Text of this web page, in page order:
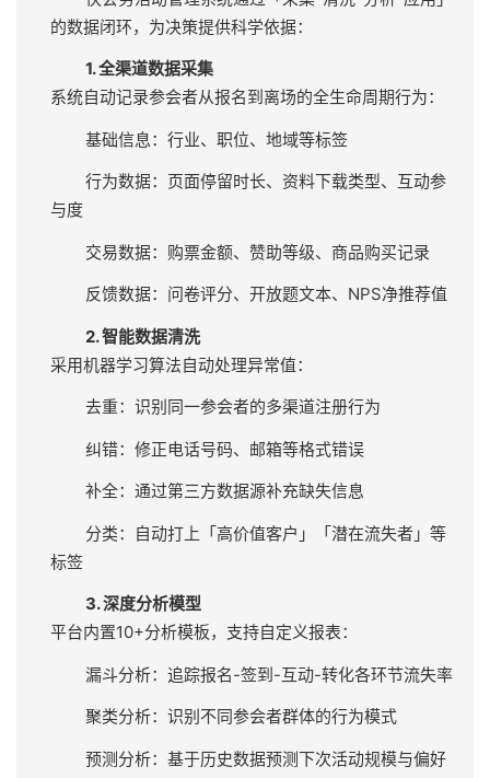
的数据闭环，为决策提供科学依据：
1. 全渠道数据采集
系统自动记录参会者从报名到离场的全生命周期行为：
基础信息：行业、职位、地域等标签
行为数据：页面停留时长、资料下载类型、互动参
交易数据：购票金额、赞助等级、商品购买记录
2. 智能数据清洗
采用机器学习算法自动处理异常值：
去重：识别同一参会者的多渠道注册行为
纠错：修正电话号码、邮箱等格式错误
补全：通过第三方数据源补充缺失信息